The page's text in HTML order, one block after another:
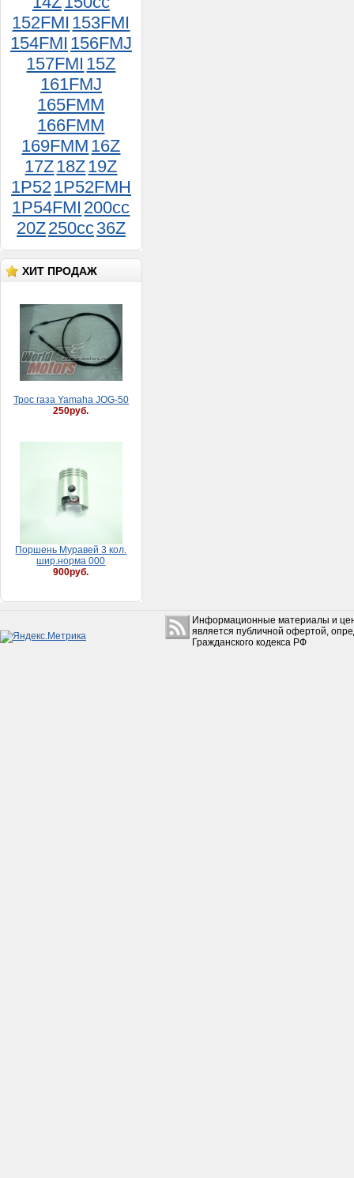
152FMI 153FMI
154FMI 156FMJ
157FMI 15Z
161FMJ
165FMM
166FMM
169FMM 16Z
17Z18Z19Z
1P521P52FMH
1P54FMI 200cc
20Z250cc36Z
ХИТ ПРОДАЖ
Фара FT50QT-18
1 400руб.
Шестерня Урал
генератора 6В
600руб.
Трос газа Yamaha JOG-50
250руб.
Поршень Муравей 3 кол.
шир.норма 000
900руб.
Хомут 08-12 мм (9 мм)
Информационные материалы и
является публичной офертой,
Гражданского кодекса РФ